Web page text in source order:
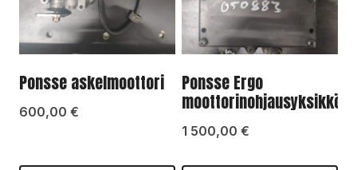
Ponsse askelmoottori
600,00 €
Ponsse Ergo
moottorinohjausyksikkö
1 500,00 €